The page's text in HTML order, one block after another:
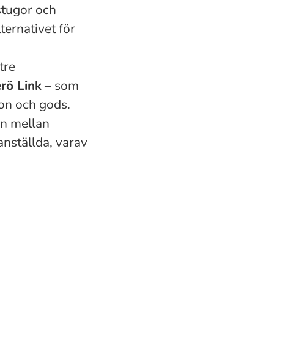
och
för
Link– som
och gods.
mellan
varav